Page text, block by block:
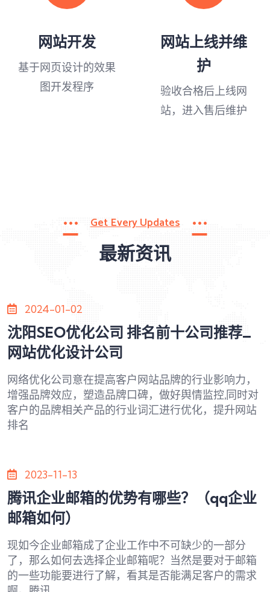
网站开发
基于网页设计的效果
图开发程序
网站上线并维
护
验收合格后上线网
站，进入售后维护
Get Every Updates
最新资讯
2024-01-02
沈阳SEO优化公司 排名前十公司推荐_
网站优化设计公司
网络优化公司意在提高客户网站品牌的行业影响力，
增强品牌效应，塑造品牌口碑，做好舆情监控,同时对
客户的品牌相关产品的行业词汇进行优化，提升网站
排名
2023-11-13
腾讯企业邮箱的优势有哪些？（qq企业
邮箱如何）
现如今企业邮箱成了企业工作中不可缺少的一部分
了，那么如何去选择企业邮箱呢？当然是要对于邮箱
的一些功能要进行了解，看其是否能满足客户的需求